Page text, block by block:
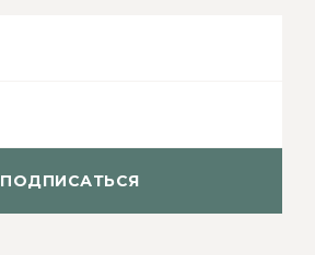
ПОДПИСАТЬСЯ